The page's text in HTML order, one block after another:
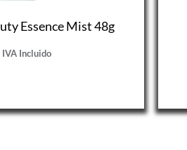
Essence Mist 48g
IVA Incluido